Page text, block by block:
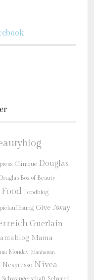
Clinique Douglas
Box of Beauty
Food Foodblog
Give Away
Guerlain
Mama
Monday Manhattan
Nespresso Nivea
Schwangerschaft